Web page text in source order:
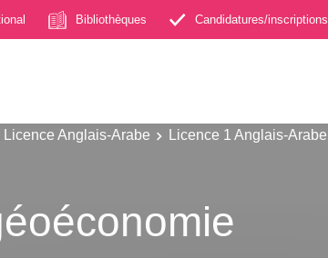
Bibliothèques Candidatures/inscriptions
Licence Anglais-Arabe Licence 1 Anglais-Arabe